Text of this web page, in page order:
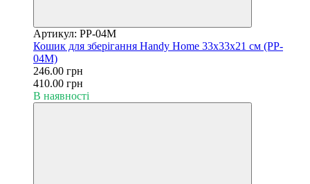
Артикул: PP-04M
Кошик для зберігання Handy Home 33х33х21 см (PP-
04M)
246.00 грн
410.00 грн
В наявності